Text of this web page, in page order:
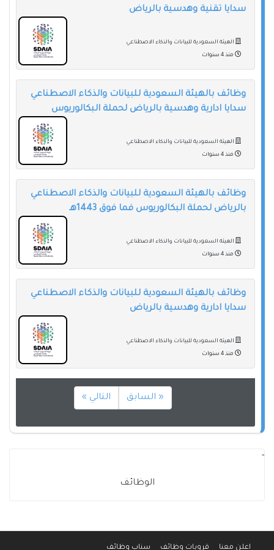
سدايا تقنية وهدسية بالرياض
الهيئة السعودية للبيانات والذكاء الاصطناعي
منذ 4 سنوات
وظائف بالهيئة السعودية للبيانات والذكاء الاصطناعي
سدايا ادارية وهدسية بالرياض لحملة البكالوريوس
الهيئة السعودية للبيانات والذكاء الاصطناعي
منذ 4 سنوات
وظائف بالهيئة السعودية للبيانات والذكاء الاصطناعي
بالرياض لحملة البكالوريوس فما فوق 1443هـ
الهيئة السعودية للبيانات والذكاء الاصطناعي
منذ 4 سنوات
وظائف بالهيئة السعودية للبيانات والذكاء الاصطناعي
سدايا ادارية وهدسية بالرياض
الهيئة السعودية للبيانات والذكاء الاصطناعي
منذ 4 سنوات
« السابق التالي »
-
الوظائف
اعلن معنا قروبات وظائف سناب وظائف